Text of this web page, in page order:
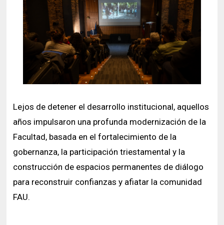
Lejos de detener el desarrollo institucional, aquellos
años impulsaron una profunda modernización de la
Facultad, basada en el fortalecimiento de la
gobernanza, la participación triestamental y la
construcción de espacios permanentes de diálogo
para reconstruir confianzas y afiatar la comunidad
FAU.